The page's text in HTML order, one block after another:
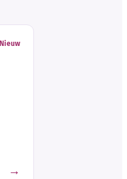
Nieuw
→